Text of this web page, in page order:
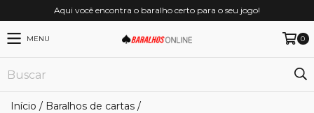
Aqui você encontra o baralho certo para o seu jogo!
MENU 0
Início / Baralhos de cartas /